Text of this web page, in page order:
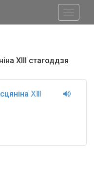
ХIII стагоддзя
ⅩⅢ